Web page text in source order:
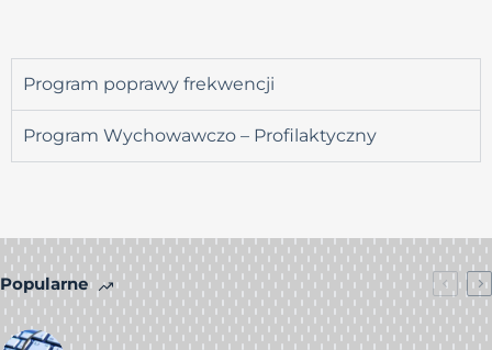
Program poprawy frekwencji
Program Wychowawczo – Profilaktyczny
Popularne